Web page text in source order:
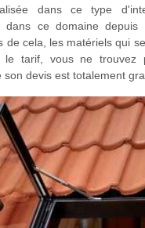
dans ce type
ce domaine depuis
de cela, les matériels qui
le tarif, vous ne trouvez
devis est totalement